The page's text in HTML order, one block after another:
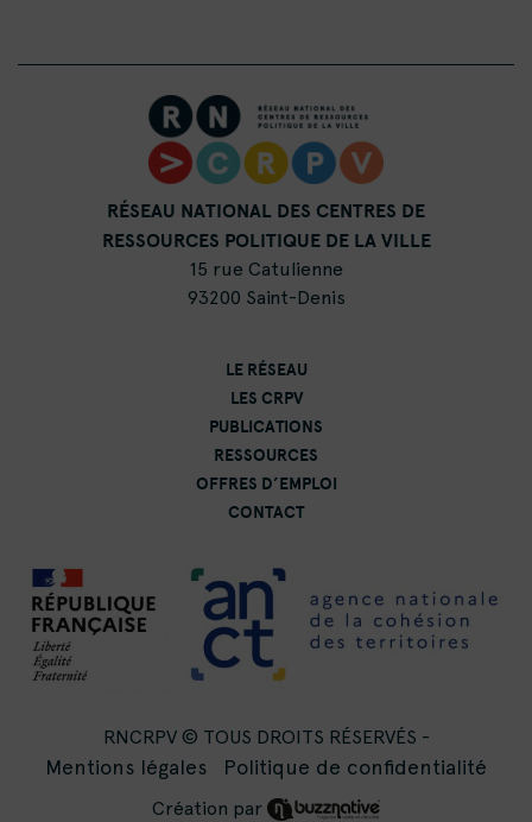
RÉSEAU NATIONAL DES CENTRES DE
RESSOURCES POLITIQUE DE LA VILLE
15 rue Catulienne
93200 Saint-Denis
LE RÉSEAU
LES CRPV
PUBLICATIONS
RESSOURCES
OFFRES D’EMPLOI
CONTACT
RNCRPV © TOUS DROITS RÉSERVÉS -
Mentions légales Politique de confidentialité
Création par